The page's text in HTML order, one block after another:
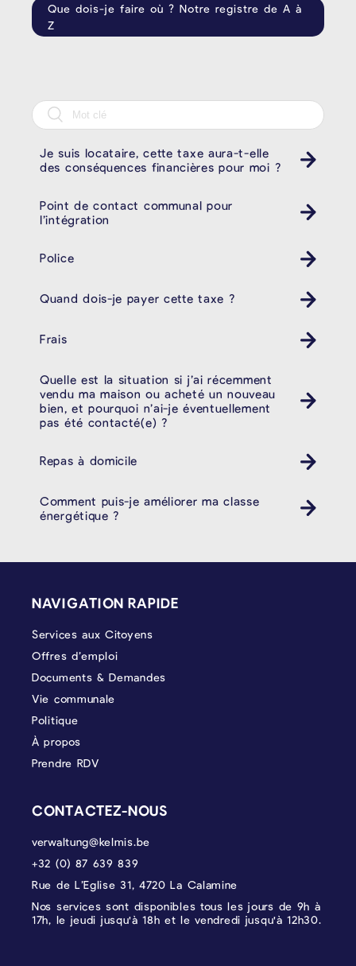
Que dois-je faire où ? Notre registre de A à
Z
Je suis locataire, cette taxe aura-t-elle
des conséquences financières pour moi ?
Point de contact communal pour
l’intégration
Police
Quand dois-je payer cette taxe ?
Frais
Quelle est la situation si j’ai récemment
vendu ma maison ou acheté un nouveau
bien, et pourquoi n’ai-je éventuellement
pas été contacté(e) ?
Repas à domicile
Comment puis-je améliorer ma classe
énergétique ?
NAVIGATION RAPIDE
Services aux Citoyens
Offres d’emploi
Documents & Demandes
Vie communale
Politique
À propos
Prendre RDV
CONTACTEZ-NOUS
verwaltung@kelmis.be
+32 (0) 87 639 839
Rue de L’Eglise 31, 4720 La Calamine
Nos services sont disponibles tous les jours de 9h à
17h, le jeudi jusqu'à 18h et le vendredi jusqu'à 12h30.